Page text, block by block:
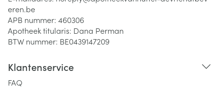
eren.be
APB nummer: 460306
Apotheek titularis: Dana Perman
BTW nummer: BE0439147209
Klantenservice
FAQ